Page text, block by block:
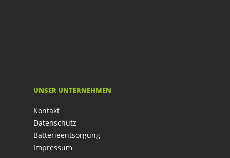
UNSER UNTERNEHMEN
Kontakt
Datenschutz
Batterieentsorgung
Impressum